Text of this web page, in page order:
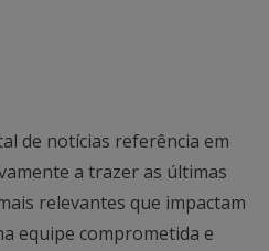
de notícias referência em
a trazer as últimas
relevantes que impactam
equipe comprometida e